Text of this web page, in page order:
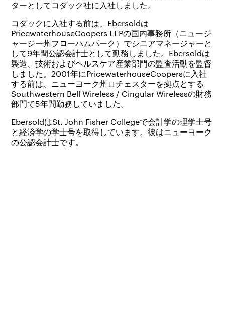
ターとしてコダック社に入社しました。
コダックに入社する前は、Ebersoldは
PricewaterhouseCoopers LLPの国内事務所（ニュージ
ャージー州フローハムパーク）でシニアマネージャーと
して9年間公認会計士として勤務しました。Ebersoldは
製造、技術およびヘルスケア産業部門の監査活動を監督
しました。2001年にPricewaterhouseCoopersに入社
する前は、ニューヨーク州ロチェスターを拠点とする
Southwestern Bell Wireless / Cingular Wirelessの財務
部門で5年間勤務していました。
EbersoldはSt. John Fisher Collegeで会計学の理学士号
と経済学の学士号を取得しています。彼はニューヨーク
の公認会計士です。